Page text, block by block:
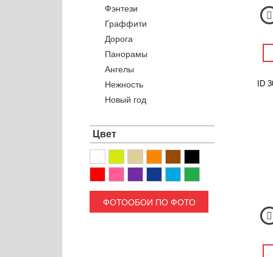
Фэнтези
Граффити
Дорога
Панорамы
Ангелы
Нежность
Новый год
Цвет
ФОТООБОИ ПО ФОТО
ID